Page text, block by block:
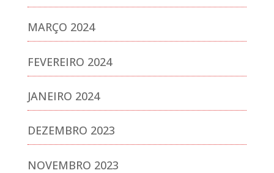
MARÇO 2024
FEVEREIRO 2024
JANEIRO 2024
DEZEMBRO 2023
NOVEMBRO 2023